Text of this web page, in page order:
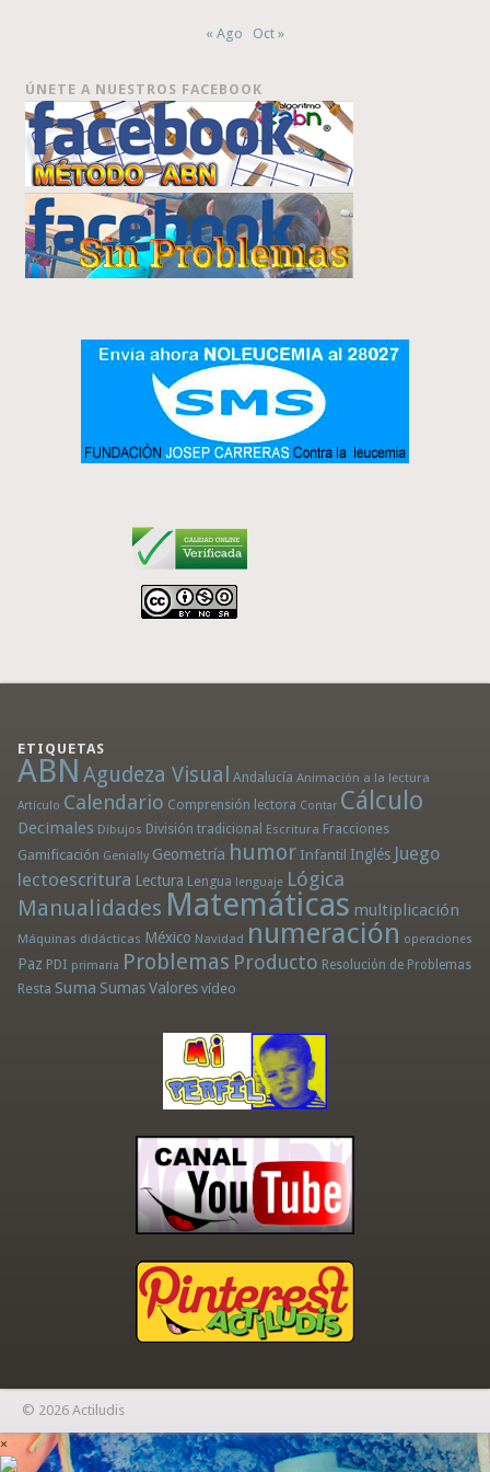
« Ago Oct »
ÚNETE A NUESTROS FACEBOOK
ETIQUETAS
ABN Agudeza Visual Andalucía Animación a la lectura
Artículo Calendario Comprensión lectora Contar Cálculo
Decimales Dibujos División tradicional Escritura Fracciones
Gamificación Genially Geometría humor Infantil Inglés Juego
lectoescritura Lectura Lengua lenguaje Lógica
Manualidades Matemáticas multiplicación
Máquinas didácticas México Navidad numeración operaciones
Paz PDI primaria Problemas Producto Resolución de Problemas
Resta Suma Sumas Valores vídeo
© 2026 Actiludis
×